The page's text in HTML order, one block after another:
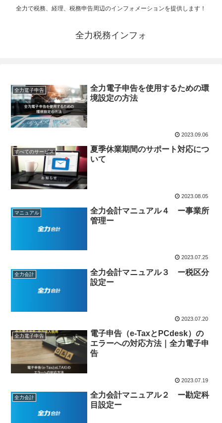
全力で税務、経理、税務申告周辺のインフォメーションを提供します！
全力税務インフォ
全力電子申告
全力電子申告を使用するための環
境設定の方法
2023.09.06
すべてのサービス
夏季休業期間のサポート対応につ
いて
2023.08.05
マニュアル
全力会計マニュアル４ ー事業所
管理ー
2023.07.25
全力会計
全力会計マニュアル３ ー税区分
設定ー
2023.07.20
全力電子申告
電子申告（e-TaxとPCdesk）の
エラーへの対応方法｜全力電子申
告
2023.07.19
全力会計
全力会計マニュアル２ ー勘定科
目設定ー